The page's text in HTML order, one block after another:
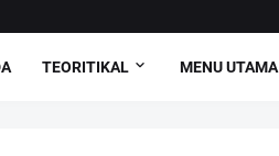
TEORITIKAL MENU UTAMA